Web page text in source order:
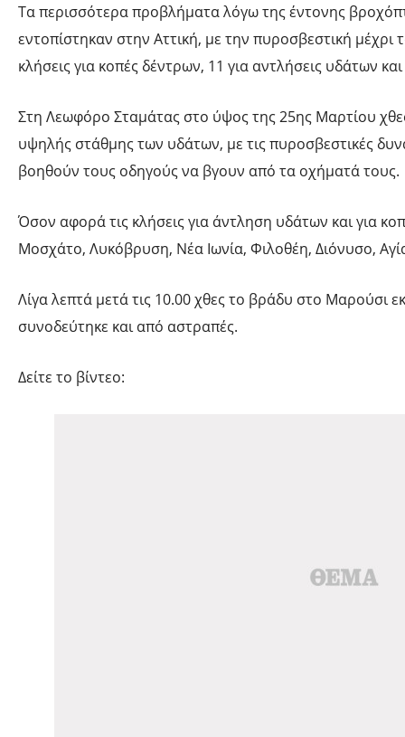
Τα περισσότερα προβλήματα λόγω της έντονης
εντοπίστηκαν στην Αττική, με την πυροσβεστική
κλήσεις για κοπές δέντρων, 11 για αντλήσεις υδάτων
Στη Λεωφόρο Σταμάτας στο ύψος της 25ης Μαρτίου
υψηλής στάθμης των υδάτων, με τις πυροσβεστικές
βοηθούν τους οδηγούς να βγουν από τα οχήματά τους.
Όσον αφορά τις κλήσεις για άντληση υδάτων και για
Μοσχάτο, Λυκόβρυση, Νέα Ιωνία, Φιλοθέη, Διόνυσο,
Λίγα λεπτά μετά τις 10.00 χθες το βράδυ στο Μαρούσι
συνοδεύτηκε και από αστραπές.
Δείτε το βίντεο: